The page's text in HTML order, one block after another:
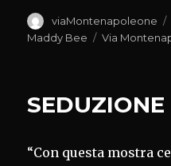
Autore
viaMontenapoleone
Maddy Bee
Tag
Via
SEDUZIONE
“Con questa mostra